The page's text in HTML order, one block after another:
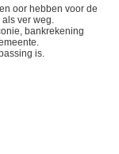
oor hebben voor de
ver weg.
bankrekening
is.